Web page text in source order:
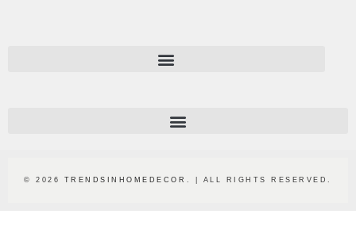
© 2026 TRENDSINHOMEDECOR . | ALL RIGHTS RESERVED.